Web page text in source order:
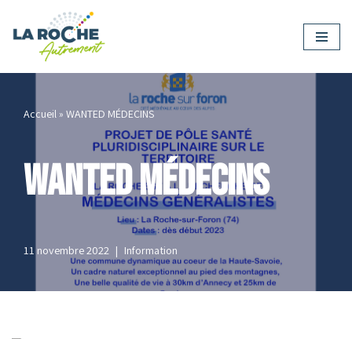
Aller
Accueil » WANTED MÉDECINS
WANTED MÉDECINS
11 novembre 2022 Information